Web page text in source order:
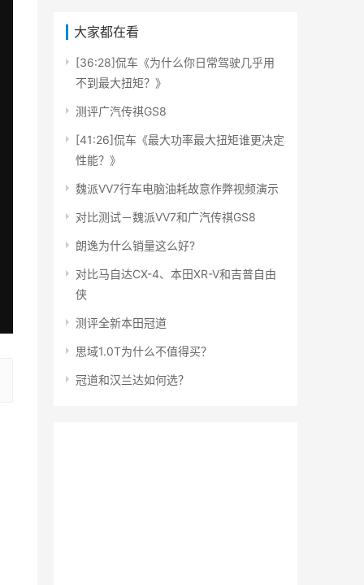
大家都在看
[36:28]侃车《为什么你日常驾驶几乎用
不到最大扭矩？》
测评广汽传祺GS8
[41:26]侃车《最大功率最大扭矩谁更决定
性能？》
魏派VV7行车电脑油耗故意作弊视频演示
对比测试－魏派VV7和广汽传祺GS8
朗逸为什么销量这么好?
对比马自达CX-4、本田XR-V和吉普自由
侠
测评全新本田冠道
思域1.0T为什么不值得买？
冠道和汉兰达如何选？